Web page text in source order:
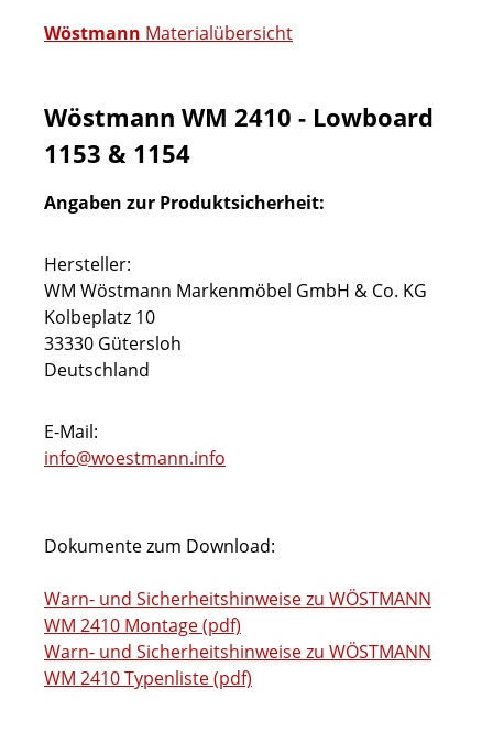
Wöstmann Materialübersicht
Wöstmann WM 2410 - Lowboard
1153 & 1154
Angaben zur Produktsicherheit:
Hersteller:
WM Wöstmann Markenmöbel GmbH & Co. KG
Kolbeplatz 10
33330 Gütersloh
Deutschland
E-Mail:
info@woestmann.info
Dokumente zum Download:
Warn- und Sicherheitshinweise zu WÖSTMANN
WM 2410 Montage (pdf)
Warn- und Sicherheitshinweise zu WÖSTMANN
WM 2410 Typenliste (pdf)